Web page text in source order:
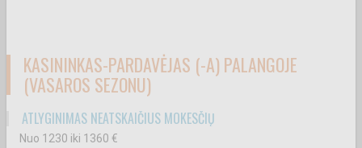
KASININKAS-PARDAVĖJAS (-A) PALANGOJE
(VASAROS SEZONU)
ATLYGINIMAS NEATSKAIČIUS MOKESČIŲ
Nuo 1230 iki 1360 €